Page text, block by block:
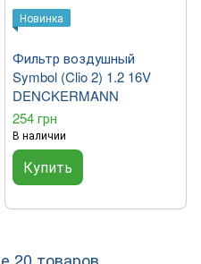
Новинка
Фильтр воздушный
Symbol (Clio 2) 1.2 16V
DENCKERMANN
254 грн
В наличии
Купить